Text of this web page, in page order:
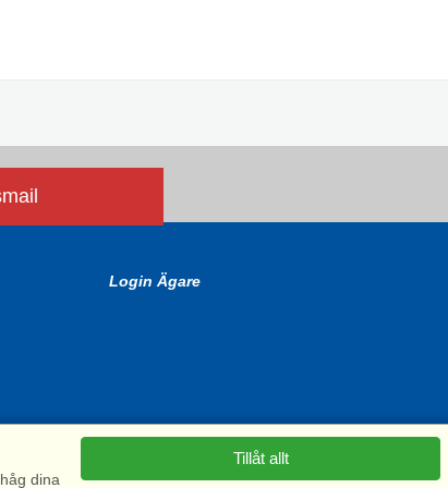
Login Ägare
dina
Tillåt allt